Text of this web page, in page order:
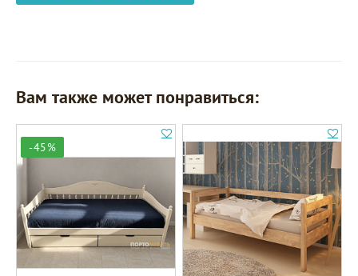
Вам также может понравиться:
-45%